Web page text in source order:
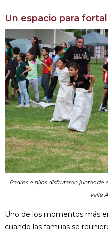
Un espacio para
Padres e hijos disfrutaron juntos
Valle
Uno de los momentos más
cuando las familias se